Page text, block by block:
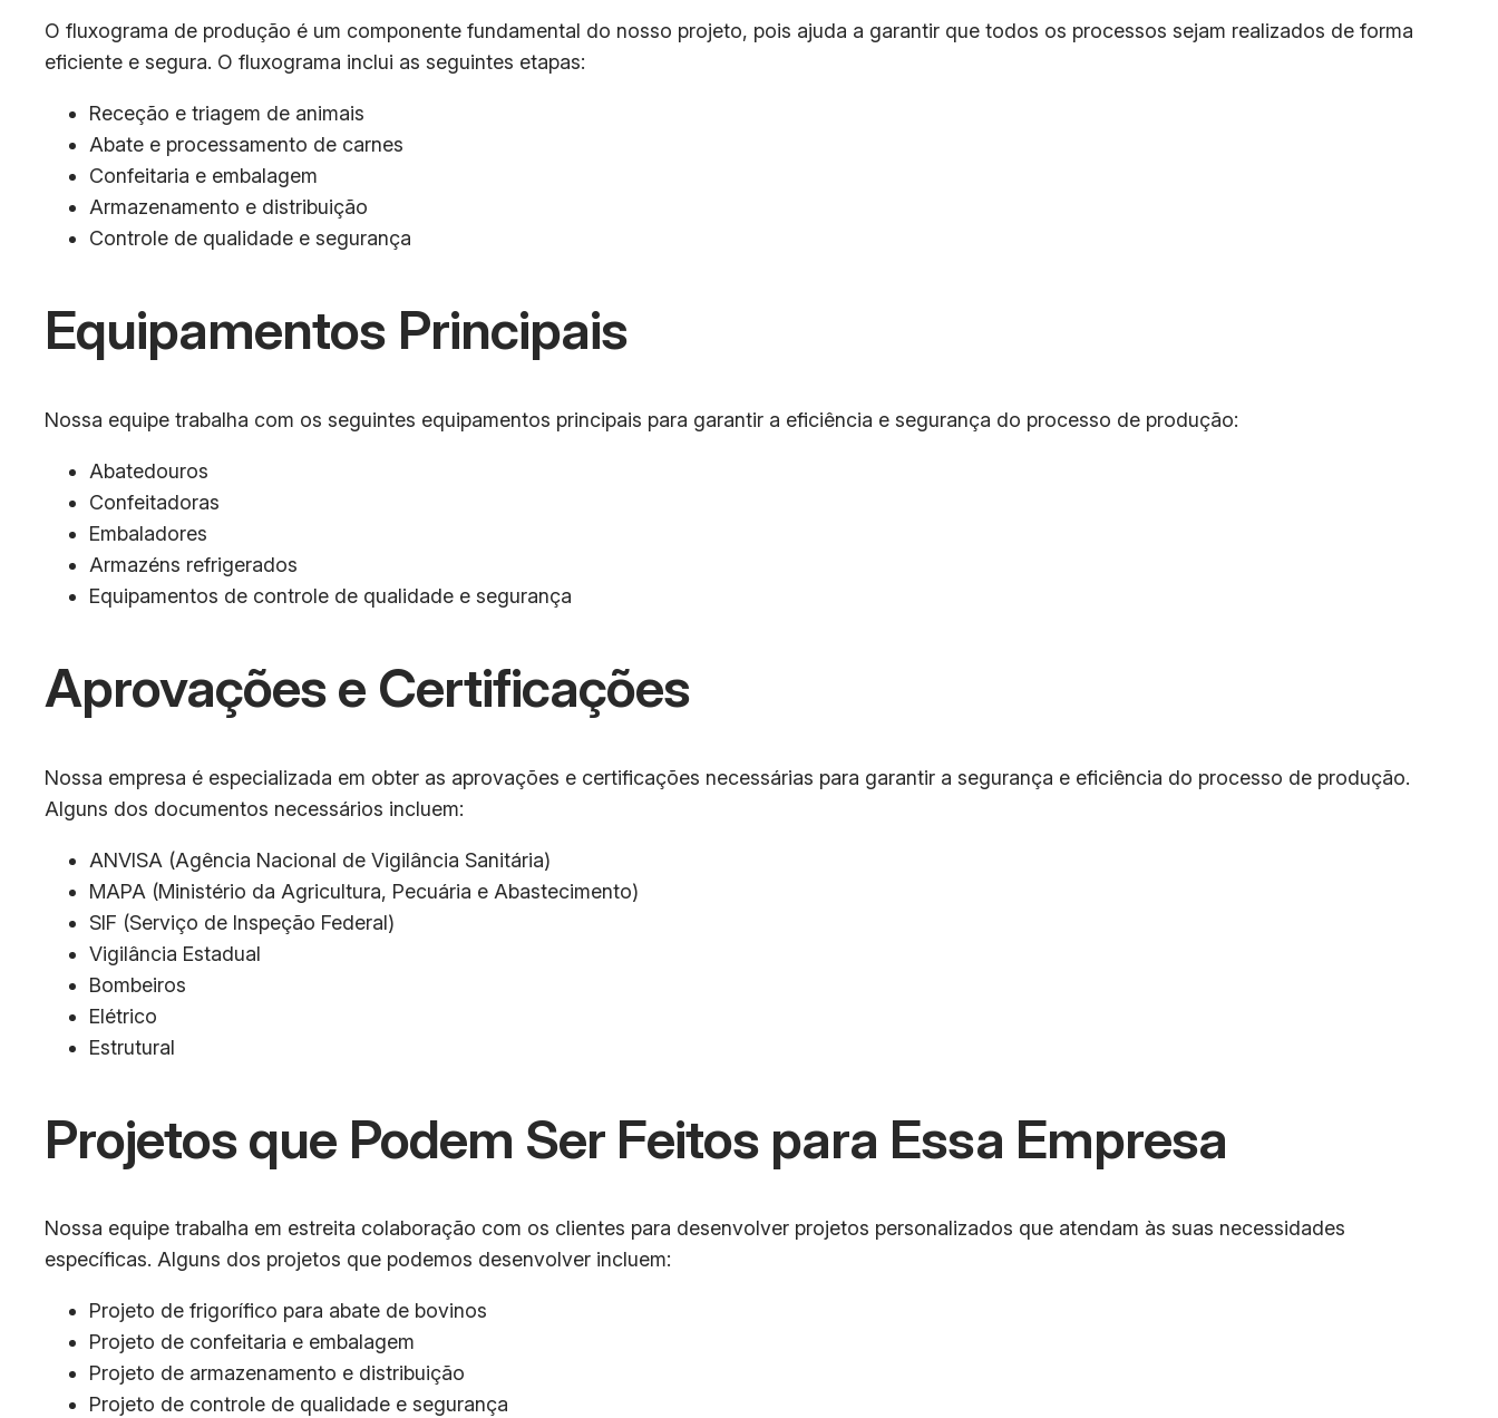
O fluxograma de produção é um componente fundamental do nosso projeto, pois ajuda a garantir que todos os processos sejam realizados de forma
eficiente e segura. O fluxograma inclui as seguintes etapas:
Receção e triagem de animais
Abate e processamento de carnes
Confeitaria e embalagem
Armazenamento e distribuição
Controle de qualidade e segurança
Equipamentos Principais
Nossa equipe trabalha com os seguintes equipamentos principais para garantir a eficiência e segurança do processo de produção:
Abatedouros
Confeitadoras
Embaladores
Armazéns refrigerados
Equipamentos de controle de qualidade e segurança
Aprovações e Certificações
Nossa empresa é especializada em obter as aprovações e certificações necessárias para garantir a segurança e eficiência do processo de produção.
Alguns dos documentos necessários incluem:
ANVISA (Agência Nacional de Vigilância Sanitária)
MAPA (Ministério da Agricultura, Pecuária e Abastecimento)
SIF (Serviço de Inspeção Federal)
Vigilância Estadual
Bombeiros
Elétrico
Estrutural
Projetos que Podem Ser Feitos para Essa Empresa
Nossa equipe trabalha em estreita colaboração com os clientes para desenvolver projetos personalizados que atendam às suas necessidades
específicas. Alguns dos projetos que podemos desenvolver incluem:
Projeto de frigorífico para abate de bovinos
Projeto de confeitaria e embalagem
Projeto de armazenamento e distribuição
Projeto de controle de qualidade e segurança